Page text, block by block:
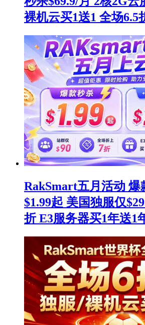
裸机云买1送1 全场6.5
RakSmart五月活动 爆
$1.99起 美国独服仅
折 E3服务器买1年送1